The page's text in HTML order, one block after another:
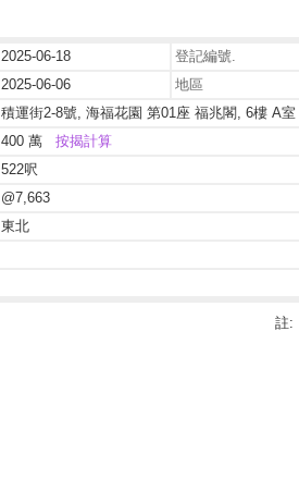
2025-06-18
登記編號.
2025-06-06
地區
積運街2-8號, 海福花園 第01座 福兆閣, 6樓 A室
400 萬 按揭計算
522呎
@7,663
東北
註: